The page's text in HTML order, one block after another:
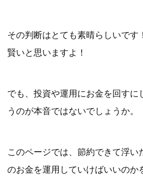
その判断はとても素晴らしいです！
賢いと思いますよ！
でも、投資や運用にお金を回す
うのが本音ではないでしょうか。
このページでは、節約できて浮
のお金を運用していけばいいのか